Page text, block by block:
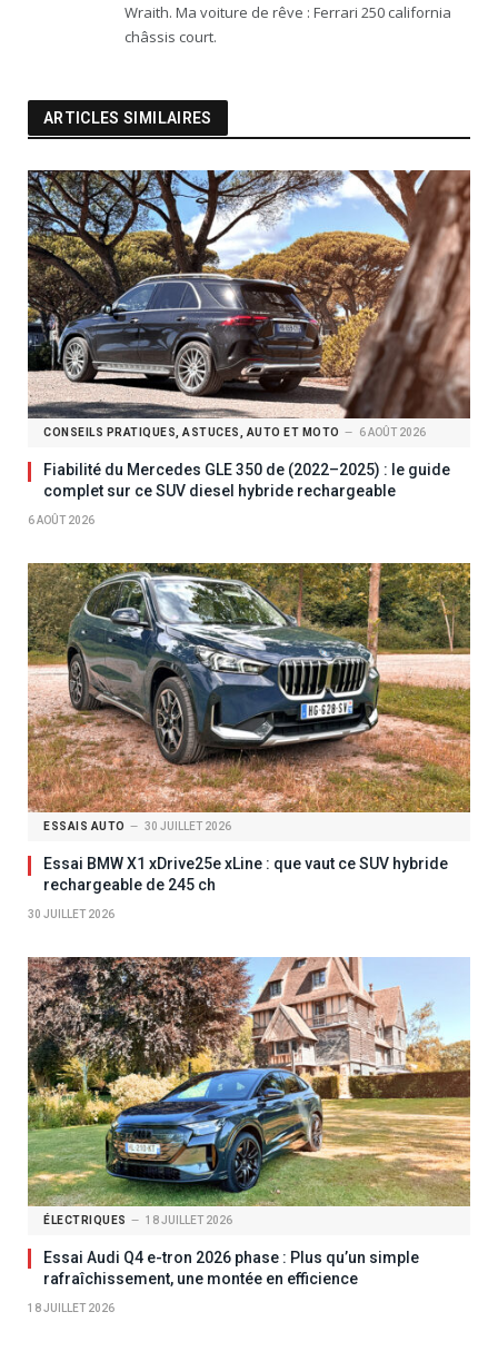
Wraith. Ma voiture de rêve : Ferrari 250 california
châssis court.
ARTICLES SIMILAIRES
CONSEILS PRATIQUES, ASTUCES, AUTO ET MOTO 6 AOÛT 2026
Fiabilité du Mercedes GLE 350 de (2022–2025) : le guide
complet sur ce SUV diesel hybride rechargeable
6 AOÛT 2026
ESSAIS AUTO 30 JUILLET 2026
Essai BMW X1 xDrive25e xLine : que vaut ce SUV hybride
rechargeable de 245 ch
30 JUILLET 2026
ÉLECTRIQUES 18 JUILLET 2026
Essai Audi Q4 e-tron 2026 phase : Plus qu’un simple
rafraîchissement, une montée en efficience
18 JUILLET 2026